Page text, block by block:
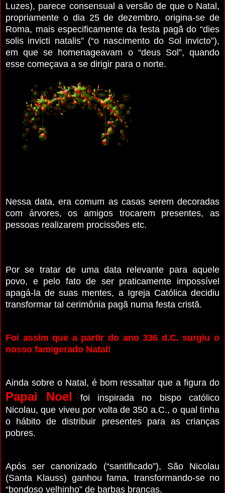
Luzes), parece consensual a versão de que o Natal,
propriamente o dia 25 de dezembro, origina-se de
Roma, mais especificamente da festa pagã do “dies
solis invicti natalis” (“o nascimento do Sol invicto”),
em que se homenageavam o “deus Sol”, quando
esse começava a se dirigir para o norte.
Nessa data, era comum as casas serem decoradas
com árvores, os amigos trocarem presentes, as
pessoas realizarem procissões etc.
Por se tratar de uma data relevante para aquele
povo, e pelo fato de ser praticamente impossível
apagá-la de suas mentes, a Igreja Católica decidiu
transformar tal cerimônia pagã numa festa cristã.
Foi assim que a partir do ano 336 d.C. surgiu o
nosso famigerado Natal!
Ainda sobre o Natal, é bom ressaltar que a figura do
Papai Noel
foi inspirada no bispo católico
Nicolau, que viveu por volta de 350 a.C., o qual tinha
o hábito de distribuir presentes para as crianças
pobres.
Após ser canonizado (“santificado”), São Nicolau
(Santa Klauss) ganhou fama, transformando-se no
“bondoso velhinho” de barbas brancas.